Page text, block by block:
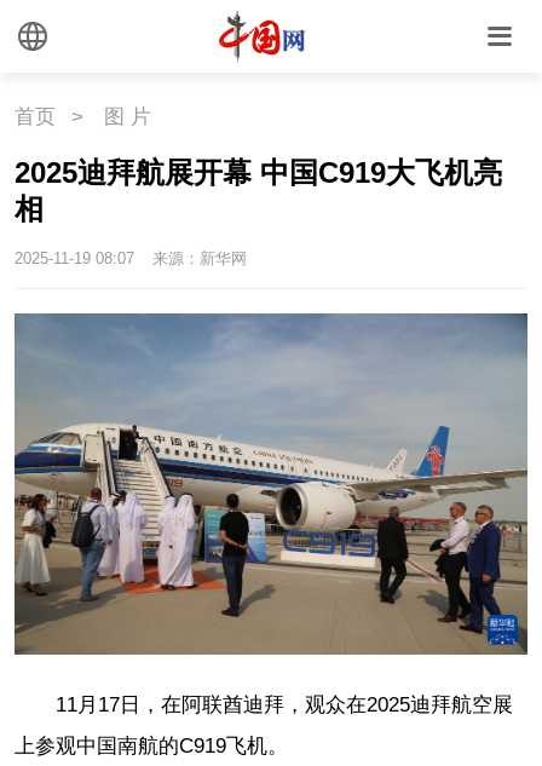
首页 > 图 片
2025迪拜航展开幕 中国C919大飞机亮
相
2025-11-19 08:07 来源：新华网
11月17日，在阿联酋迪拜，观众在2025迪拜航空展
上参观中国南航的C919飞机。